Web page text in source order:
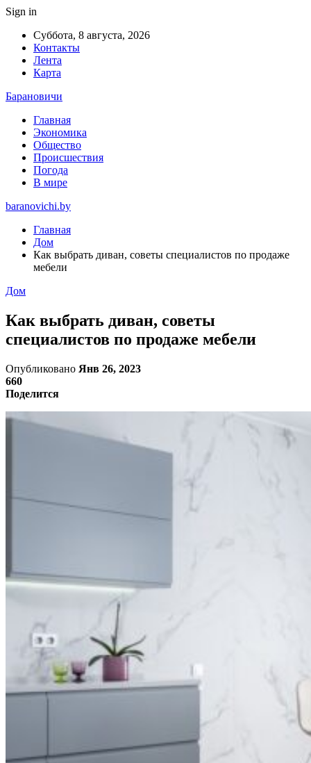
Sign in
Суббота, 8 августа, 2026
Контакты
Лента
Карта
Барановичи
Главная
Экономика
Общество
Происшествия
Погода
В мире
baranovichi.by
Главная
Дом
Как выбрать диван, советы специалистов по продаже
мебели
Дом
Как выбрать диван, советы
специалистов по продаже мебели
Опубликовано Янв 26, 2023
660
Поделится